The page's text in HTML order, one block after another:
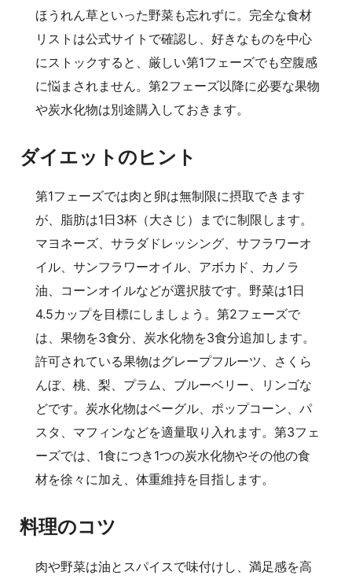
ほうれん草といった野菜も忘れずに。完全な食材
リストは公式サイトで確認し、好きなものを中心
にストックすると、厳しい第1フェーズでも空腹感
に悩まされません。第2フェーズ以降に必要な果物
や炭水化物は別途購入しておきます。
ダイエットのヒント
第1フェーズでは肉と卵は無制限に摂取できます
が、脂肪は1日3杯（大さじ）までに制限します。
マヨネーズ、サラダドレッシング、サフラワーオ
イル、サンフラワーオイル、アボカド、カノラ
油、コーンオイルなどが選択肢です。野菜は1日
4.5カップを目標にしましょう。第2フェーズで
は、果物を3食分、炭水化物を3食分追加します。
許可されている果物はグレープフルーツ、さくら
んぼ、桃、梨、プラム、ブルーベリー、リンゴな
どです。炭水化物はベーグル、ポップコーン、パ
スタ、マフィンなどを適量取り入れます。第3フェ
ーズでは、1食につき1つの炭水化物やその他の食
材を徐々に加え、体重維持を目指します。
料理のコツ
肉や野菜は油とスパイスで味付けし、満足感を高